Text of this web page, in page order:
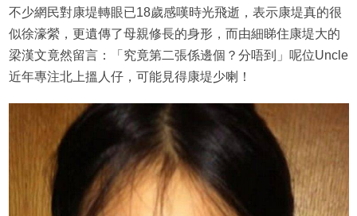
不少網民對康堤轉眼已18歲感嘆時光飛逝，表示康堤真的很
似徐濠縈，更遺傳了母親修長的身形，而由細睇住康堤大的
梁漢文竟然留言：「究竟第二張係邊個？分唔到」呢位Uncle
近年專注北上搵人仔，可能見得康堤少喇！